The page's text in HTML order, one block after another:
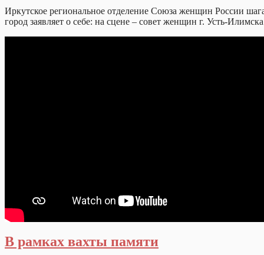
Иркутское региональное отделение Союза женщин России
город заявляет о себе: на сцене – совет женщин г. Усть-
В рамках вахты памяти